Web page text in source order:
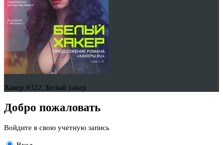
Хакер #322. Белый хакер
Добро пожаловать
Войдите в свою учетную запись